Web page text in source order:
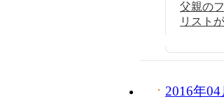
父親の
リスト
2016年